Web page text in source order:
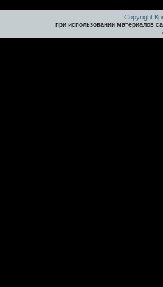
Copyright
при использовании материалов